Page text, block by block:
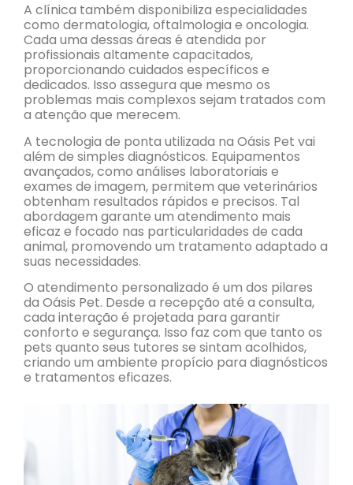
A clínica também disponibiliza especialidades
como dermatologia, oftalmologia e oncologia.
Cada uma dessas áreas é atendida por
profissionais altamente capacitados,
proporcionando cuidados específicos e
dedicados. Isso assegura que mesmo os
problemas mais complexos sejam tratados com
a atenção que merecem.
A tecnologia de ponta utilizada na Oásis Pet vai
além de simples diagnósticos. Equipamentos
avançados, como análises laboratoriais e
exames de imagem, permitem que veterinários
obtenham resultados rápidos e precisos. Tal
abordagem garante um atendimento mais
eficaz e focado nas particularidades de cada
animal, promovendo um tratamento adaptado a
suas necessidades.
O atendimento personalizado é um dos pilares
da Oásis Pet. Desde a recepção até a consulta,
cada interação é projetada para garantir
conforto e segurança. Isso faz com que tanto os
pets quanto seus tutores se sintam acolhidos,
criando um ambiente propício para diagnósticos
e tratamentos eficazes.